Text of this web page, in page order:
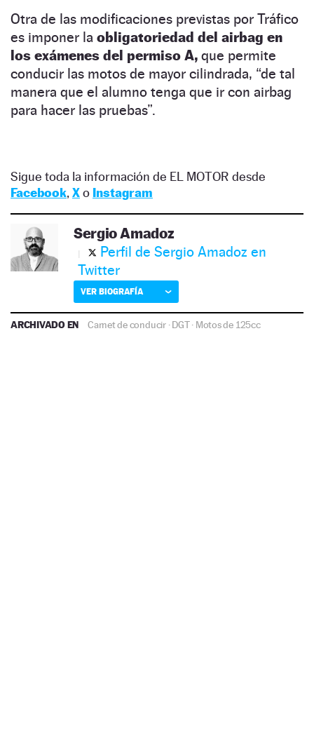
Otra de las modificaciones previstas por Tráfico
es imponer la obligatoriedad del airbag en
los exámenes del permiso A, que permite
conducir las motos de mayor cilindrada, “de tal
manera que el alumno tenga que ir con airbag
para hacer las pruebas”.
Sigue toda la información de EL MOTOR desde
Facebook, Xo Instagram
Sergio Amadoz
Perfil de Sergio Amadoz en
Twitter
VER BIOGRAFÍA
ARCHIVADO EN Carnet de conducir·DGT· Motos de 125cc